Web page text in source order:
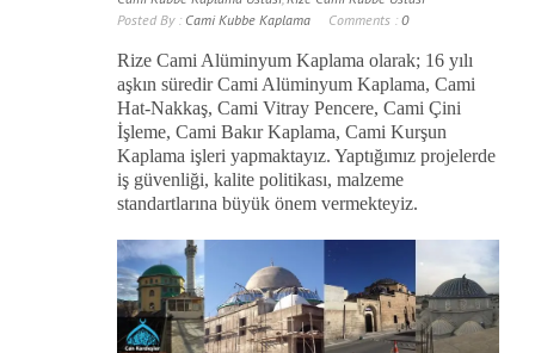
Posted By : Cami Kubbe Kaplama Comments : 0
Rize Cami Alüminyum Kaplama olarak; 16 yılı
aşkın süredir Cami Alüminyum Kaplama, Cami
Hat-Nakkaş, Cami Vitray Pencere, Cami Çini
İşleme, Cami Bakır Kaplama, Cami Kurşun
Kaplama işleri yapmaktayız. Yaptığımız projelerde
iş güvenliği, kalite politikası, malzeme
standartlarına büyük önem vermekteyiz.